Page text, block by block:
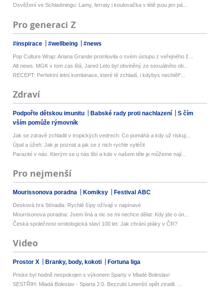
Osvěžení ve Schladmingu: Lamy, ferraty i koulovačka v létě jsou jen pá...
Pro generaci Z
#inspirace #wellbeing #news
Pop Culture Wrap: Ariana Grande promluvila o svém ústupu z veřejného ž...
Alt news: MGK v tom zas lítá, Jared Leto byl obviněný ze sexuálního ob...
RECEPT: Perfektní letní kombinace, které tě zchladí, i kdybys nechtěl*...
Zdraví
Podpořte dětskou imunitu Babské rady proti nachlazení
S čím
vším pomůže rýmovník
Jak se zdravě zchladit v tropických vedrech: Co pomáhá a kdy už riskuj...
Úpal a úžeh: Jak je poznat a jak se z nich rychle vyléčit
Parazité v nás: Kterým se u nás líbí a kde v našem těle je můžeme nají...
Pro nejmenší
Mourissonova poradna Komiksy Festival ABC
Desková hra Stínadla: Rychlé šípy ožívají v napínavé
Mourrisonova poradna: Jsem líná a nic se mi nechce dělat: Kdy jde o ún...
Česká společnost ornitologická slaví 100 let: Jak chrání ptáky v ČR?
Video
Prostor X Branky, body, kokoti Fortuna liga
Priske byl hodně nespokojen s výkonem Sparty v Mladé Boleslavi
SESTŘIH: Mladá Boleslav - Sparta 2:0. Bezzubí Letenští opět ztratili. ...